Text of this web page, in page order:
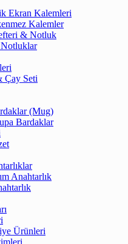
Ekran Kalemleri
Kalemler
& Notluk
Notluklar
Çay Seti
(Mug)
Bardaklar
Anahtarlık
Ürünleri